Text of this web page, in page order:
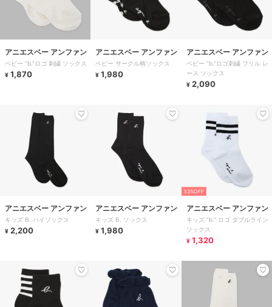
アニエスベー アンファン
ベビー ”b.”ロゴ 刺繍 ソックス
¥ 1,870
アニエスベー アンファン
ベビー サークル柄ソックス
¥ 1,980
アニエスベー アンファン
ベビー ”b.”ロゴ刺繍 フリル レ
ース ソックス
¥ 2,090
アニエスベー アンファン
キッズ B. ハイソックス
¥ 2,200
アニエスベー アンファン
キッズ B. ソックス
¥ 1,980
33%OFF
アニエスベー アンファン
キッズ ”b.” ロゴ ダブルライン
ソックス
¥ 1,320